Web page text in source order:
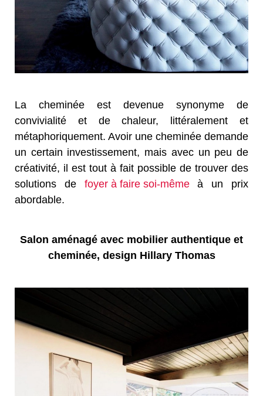
La cheminée est devenue synonyme de
convivialité et de chaleur, littéralement et
métaphoriquement. Avoir une cheminée demande
un certain investissement, mais avec un peu de
créativité, il est tout à fait possible de trouver des
solutions de foyer à faire soi-mêmeà un prix
abordable.
Salon aménagé avec mobilier authentique et
cheminée, design Hillary Thomas